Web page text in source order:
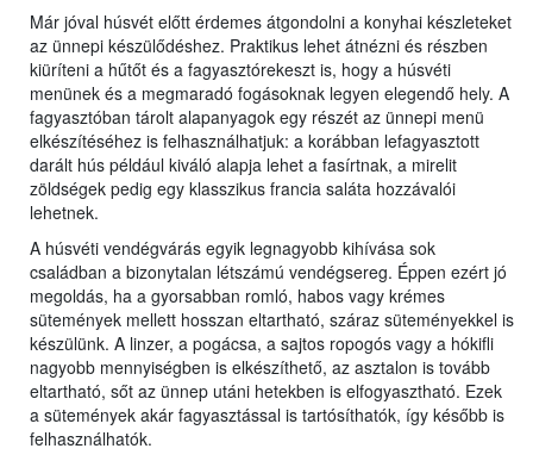
Már jóval húsvét előtt érdemes átgondolni a konyhai készleteket
az ünnepi készülődéshez. Praktikus lehet átnézni és részben
kiüríteni a hűtőt és a fagyasztórekeszt is, hogy a húsvéti
menünek és a megmaradó fogásoknak legyen elegendő hely. A
fagyasztóban tárolt alapanyagok egy részét az ünnepi menü
elkészítéséhez is felhasználhatjuk: a korábban lefagyasztott
darált hús például kiváló alapja lehet a fasírtnak, a mirelit
zöldségek pedig egy klasszikus francia saláta hozzávalói
lehetnek.
A húsvéti vendégvárás egyik legnagyobb kihívása sok
családban a bizonytalan létszámú vendégsereg. Éppen ezért jó
megoldás, ha a gyorsabban romló, habos vagy krémes
sütemények mellett hosszan eltartható, száraz süteményekkel is
készülünk. A linzer, a pogácsa, a sajtos ropogós vagy a hókifli
nagyobb mennyiségben is elkészíthető, az asztalon is tovább
eltartható, sőt az ünnep utáni hetekben is elfogyasztható. Ezek
a sütemények akár fagyasztással is tartósíthatók, így később is
felhasználhatók.